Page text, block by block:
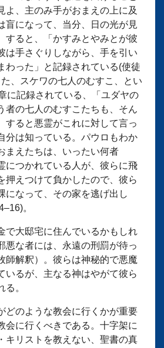
よ、主のみ手がおまえの上に及
盲になって、当分、日の光が見
すると、「かすみとやみとが彼
は手さぐりしながら、手を引い
わった」と記録されている(使徒
、スケワの七人のむすこ、とい
に記録されている、「ユダヤの
者の七人のむすこたちも、そん
すると悪霊がこれに対して言っ
分は知っている。パウロもわか
まえたちは、いったい何者
につかれている人が、彼らに飛
押えつけて負かしたので、彼ら
になって、その家を逃げ出し
。
で大邸宅に住んでいるかもしれ
悪な者には、永遠の刑罰が待っ
師解釈）。彼らは神秘的で悪魔
いるが、主なる神はやがて彼ら
る。
どのような教会に行くかが重要
会に行くべきである。十字架に
キリストを教えない、聖書の真